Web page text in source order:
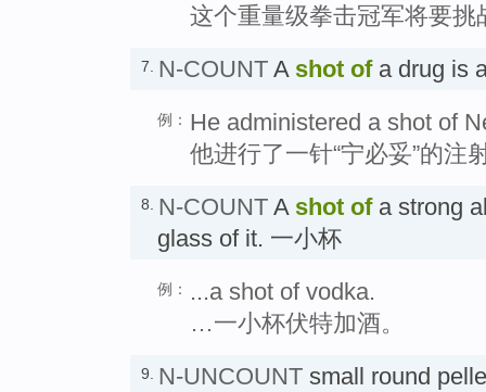
这个重量级拳击冠军将要
7. N-COUNT A shot ofa drug is
例： He administered a shot of
他进行了一针“宁必妥”的注
8. N-COUNT A shot ofa strong
glass of it. 一小杯
例：
...a shot of vodka.
…一小杯伏特加酒。
9. N-UNCOUNT small round